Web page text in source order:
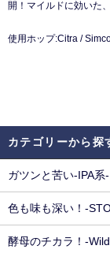
開！マイルドに効いた
使用ホップ:Citra /
カテゴリーから探
ガツンと苦い-IPA系-
色も味も深い！-
酵母のチカラ！-